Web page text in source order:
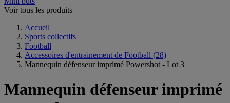
Voir tous les produits
Accueil
Sports collectifs
Football
Accessoires d'entrainement de Football (28)
Mannequin défenseur imprimé Powershot - Lot 3
Mannequin défenseur imprimé